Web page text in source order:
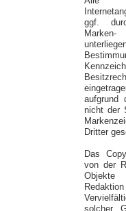
ggf.
aufgrund
nicht der
Dritter
Das
von der
solcher